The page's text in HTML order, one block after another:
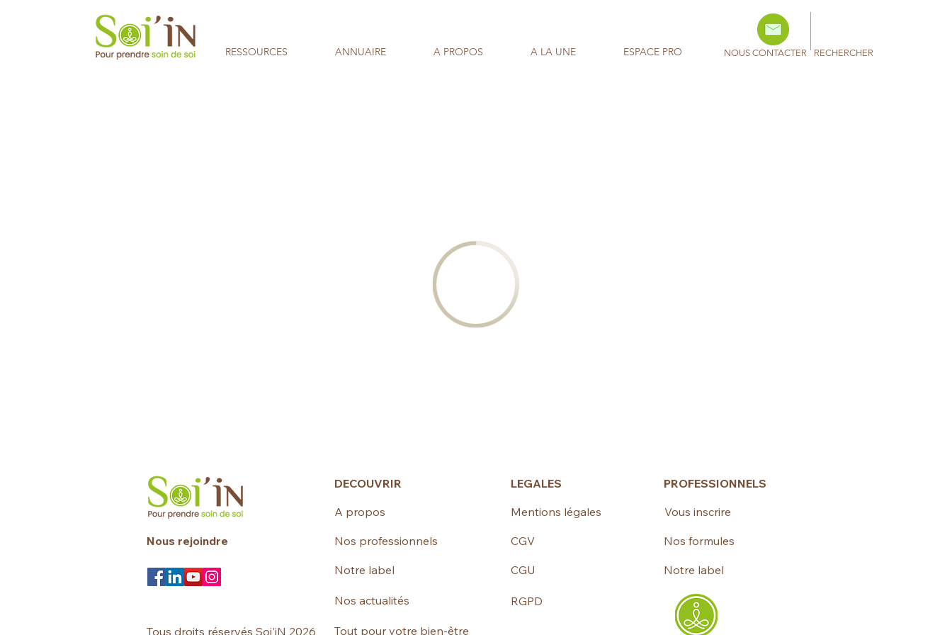
RESSOURCES ANNUAIRE A PROPOS A LA UNE ESPACE PRO NOUS CONTACTER RECHERCHER
Nous rejoindre
DECOUVRIR
A propos
Nos professionnels
Notre label
Nos actualités
Tous droits réservés Soi'iN 2026 Tout pour votre bien-être
LEGALES
Mentions légales
CGV
CGU
RGPD
PROFESSIONNELS
Vous inscrire
Nos formules
Notre label